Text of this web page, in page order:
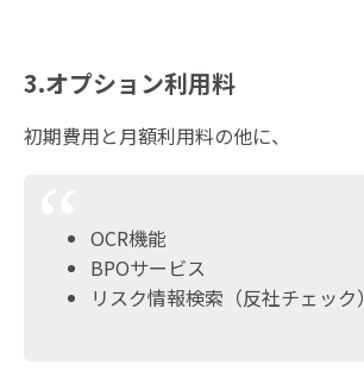
3.オプション利用料
初期費用と月額利用料の他に、
OCR機能
BPOサービス
リスク情報検索（反社チェック）